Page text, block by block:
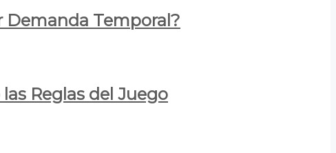
Demanda Temporal?
Reglas del Juego